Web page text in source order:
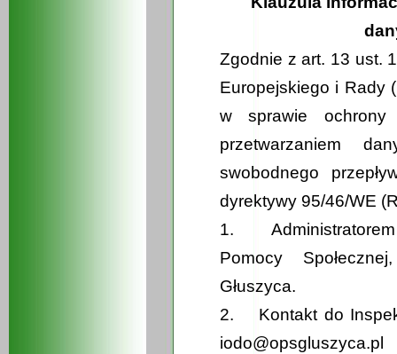
Zgodnie z art. 13 ust.
Europejskiego i Rady
w sprawie
przetwarzaniem
swobodnego
dyrektywy 95/46/WE
1. Administratorem
Pomocy
Głuszyca.
2. Kontakt do
iodo@opsgluszyca.pl